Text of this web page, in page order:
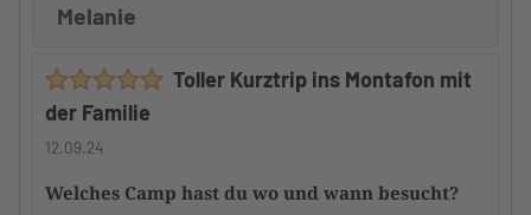
Melanie
Toller Kurztrip ins Montafon mit
der Familie
12.09.24
Welches Camp hast du wo und wann besucht?